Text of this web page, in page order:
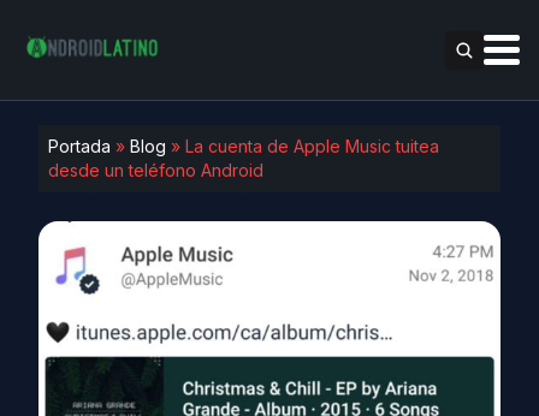
Portada » Blog » La cuenta de Apple Music tuitea
desde un teléfono Android